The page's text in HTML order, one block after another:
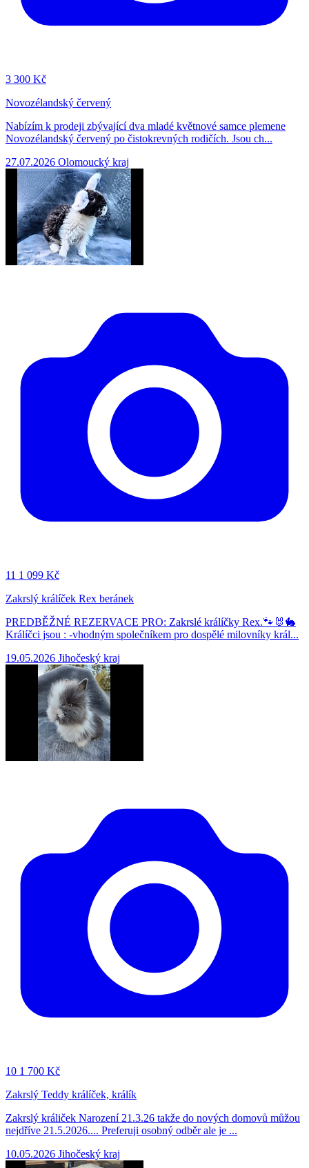
3 300 Kč
Novozélandský červený
Nabízím k prodeji zbývající dva mladé květnové samce plemene
Novozélandský červený po čistokrevných rodičích. Jsou ch...
27.07.2026 Olomoucký kraj
11 1 099 Kč
Zakrslý králíček Rex beránek
PREDBĚŽNÉ REZERVACE PRO: Zakrslé králíčky Rex.🐾🐰🐇
Králíčci jsou : -vhodným společníkem pro dospělé milovníky král...
19.05.2026 Jihočeský kraj
10 1 700 Kč
Zakrslý Teddy králíček, králík
Zakrslý králiček Narození 21.3.26 takže do nových domovů můžou
nejdříve 21.5.2026.... Preferuji osobný odběr ale je ...
10.05.2026 Jihočeský kraj